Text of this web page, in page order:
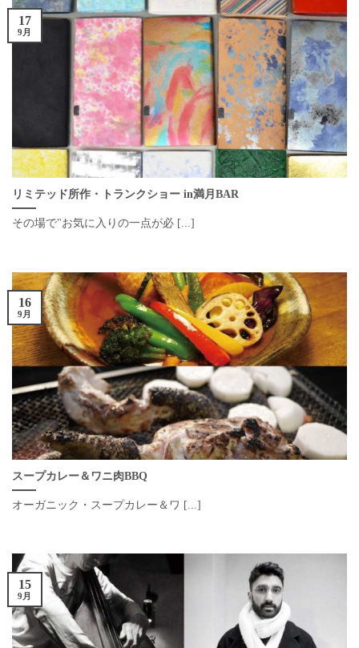
リミテッド所作・トランクショー in満月BAR
その場で"お気に入りの一点が必 [...]
17
9月
スープカレー＆ワニ肉BBQ
オーガニック・スープカレー＆ワ [...]
16
9月
15
9月